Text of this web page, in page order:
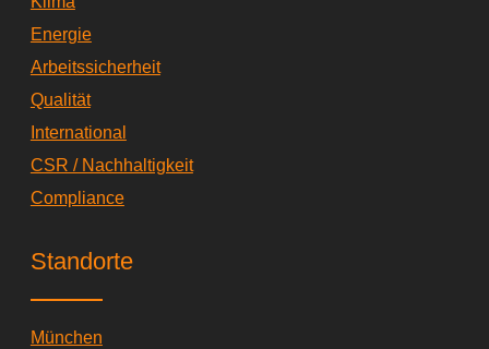
Energie
Arbeitssicherheit
Qualität
International
CSR / Nachhaltigkeit
Compliance
Standorte
München